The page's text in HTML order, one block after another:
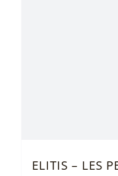
ELITIS – LES